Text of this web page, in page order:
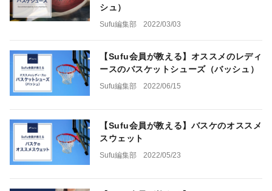
シュ）
Sufu編集部 2022/03/03
【Sufu会員が教える】オススメのレディ
ースのバスケットシューズ（バッシュ）
Sufu編集部 2022/06/15
【Sufu会員が教える】バスケのオススメ
スウェット
Sufu編集部 2022/05/23